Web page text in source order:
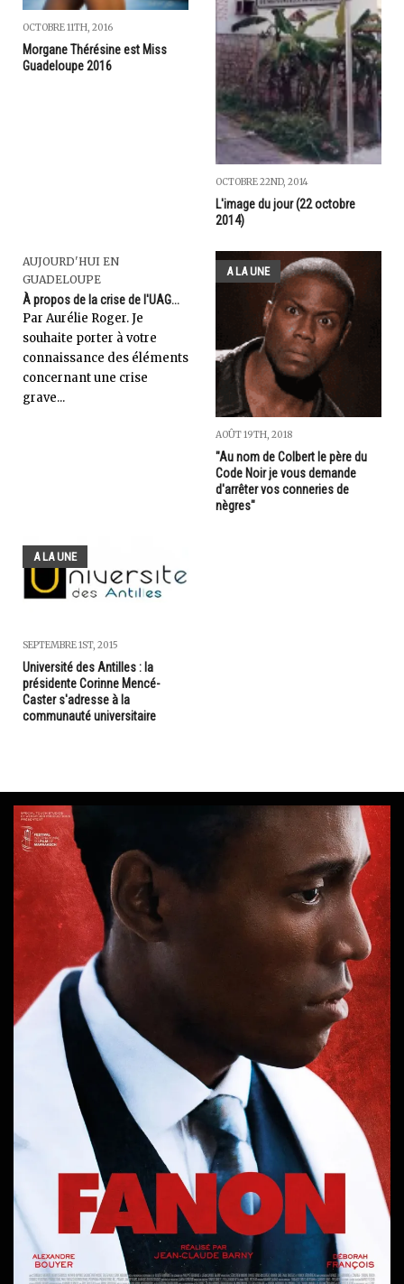
OCTOBRE 11TH, 2016
Morgane Thérésine est Miss
Guadeloupe 2016
OCTOBRE 22ND, 2014
L'image du jour (22 octobre
2014)
AUJOURD'HUI EN
GUADELOUPE
À propos de la crise de l'UAG...
Par Aurélie Roger. Je
souhaite porter à votre
connaissance des éléments
concernant une crise
grave...
A LA UNE
AOÛT 19TH, 2018
"Au nom de Colbert le père du
Code Noir je vous demande
d'arrêter vos conneries de
nègres"
A LA UNE
SEPTEMBRE 1ST, 2015
Université des Antilles : la
présidente Corinne Mencé-
Caster s'adresse à la
communauté universitaire